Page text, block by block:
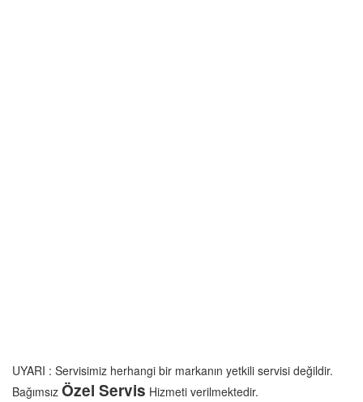
UYARI : Servisimiz herhangi bir markanın yetkili servisi değildir.
Bağımsız Özel Servis Hizmeti verilmektedir.